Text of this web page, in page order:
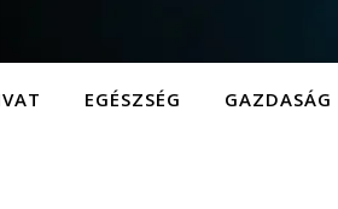
EGÉSZSÉG GAZDASÁG